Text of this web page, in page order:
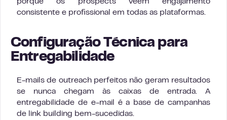
porque os prospects veem engajamento
consistente e profissional em todas as plataformas.
Configuração Técnica para
Entregabilidade
E-mails de outreach perfeitos não geram resultados
se nunca chegam às caixas de entrada. A
entregabilidade de e-mail é a base de campanhas
de link building bem-sucedidas.